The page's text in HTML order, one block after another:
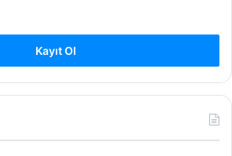
Kayıt Ol